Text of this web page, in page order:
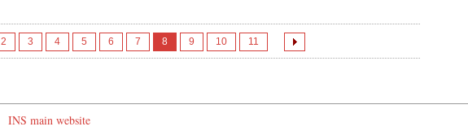
2 3 4 5 6 7 8 9 10 11
INS main website